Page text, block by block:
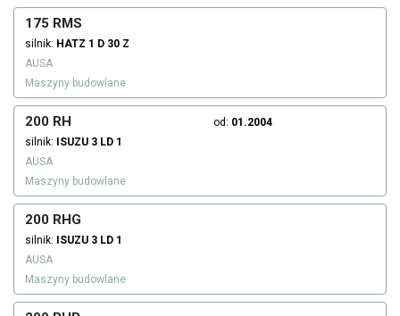
175 RMS
silnik: HATZ 1 D 30 Z
AUSA
Maszyny budowlane
200 RH od: 01.2004
silnik:
ISUZU 3 LD 1
AUSA
Maszyny budowlane
200 RHG
silnik: ISUZU 3 LD 1
AUSA
Maszyny budowlane